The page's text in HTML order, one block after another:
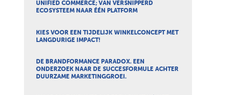
UNIFIED COMMERCE; VAN VERSNIPPERD
ECOSYSTEEM NAAR ÉÉN PLATFORM
KIES VOOR EEN TIJDELIJK WINKELCONCEPT MET
LANGDURIGE IMPACT!
DE BRANDFORMANCE PARADOX. EEN
ONDERZOEK NAAR DE SUCCESFORMULE ACHTER
DUURZAME MARKETINGGROEI.